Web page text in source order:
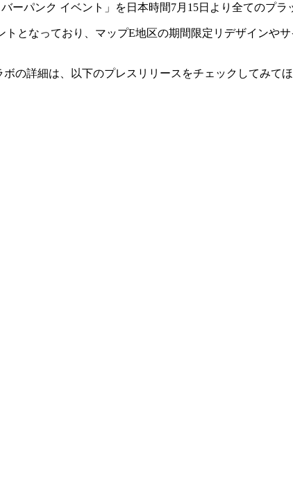
ーパンク イベント 」を 日本時間7月15日 より全てのプラ
トとなっており、マップE地区の期間限定リデザインやサ
の詳細は、以下のプレスリリースをチェックしてみてほ